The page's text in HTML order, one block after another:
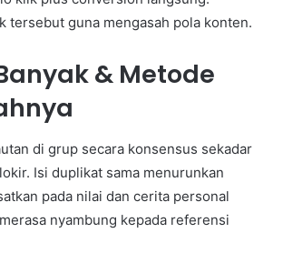
tersebut guna mengasah pola konten.
& Metode
di grup secara konsensus sekadar
Isi duplikat sama menurunkan
pada nilai dan cerita personal
nyambung kepada referensi